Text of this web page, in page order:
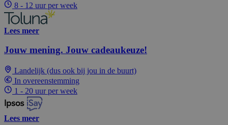
8 - 12 uur per week
Lees meer
Jouw mening. Jouw cadeaukeuze!
Landelijk (dus ook bij jou in de buurt)
In overeenstemming
1 - 20 uur per week
Lees meer